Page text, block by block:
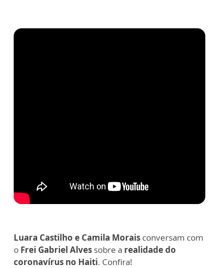
Luara Castilho e Camila Morais conversam com
o Frei Gabriel Alves sobre a realidade do
coronavírus no Haiti. Confira!